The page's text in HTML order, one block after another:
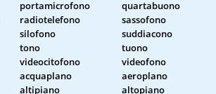
portamicrofono quartabuono
radiotelefono sassofono
silofono suddiacono
tono tuono
videocitofono videofono
acquaplano aeroplano
altipiano altopiano